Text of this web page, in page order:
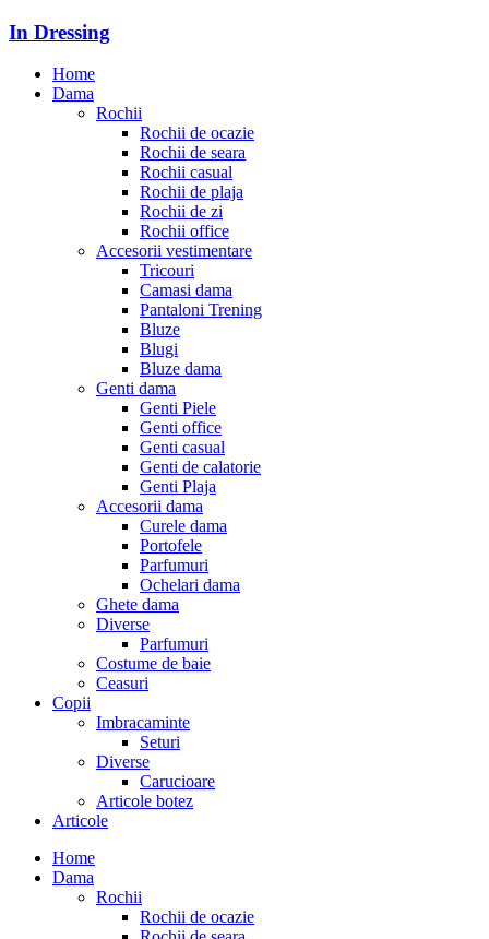
In Dressing
Home
Dama
Rochii
Rochii de ocazie
Rochii de seara
Rochii casual
Rochii de plaja
Rochii de zi
Rochii office
Accesorii vestimentare
Tricouri
Camasi dama
Pantaloni Trening
Bluze
Blugi
Bluze dama
Genti dama
Genti Piele
Genti office
Genti casual
Genti de calatorie
Genti Plaja
Accesorii dama
Curele dama
Portofele
Parfumuri
Ochelari dama
Ghete dama
Diverse
Parfumuri
Costume de baie
Ceasuri
Copii
Imbracaminte
Seturi
Diverse
Carucioare
Articole botez
Articole
Home
Dama
Rochii
Rochii de ocazie